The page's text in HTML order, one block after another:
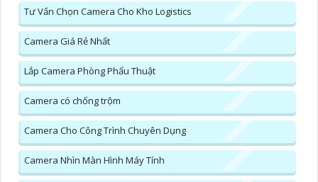
Tư Vấn Chọn Camera Cho Kho Logistics
Camera Giá Rẻ Nhất
Lắp Camera Phòng Phẩu Thuật
Camera có chống trộm
Camera Cho Công Trình Chuyên Dụng
Camera Nhìn Màn Hình Máy Tính